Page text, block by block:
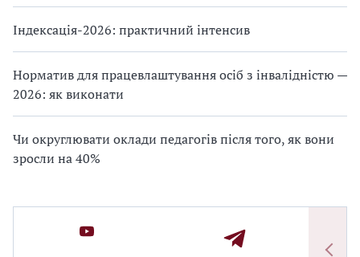
Індексація-2026: практичний інтенсив
Норматив для працевлаштування осіб з інвалідністю —
2026: як виконати
Чи округлювати оклади педагогів після того, як вони
зросли на 40%